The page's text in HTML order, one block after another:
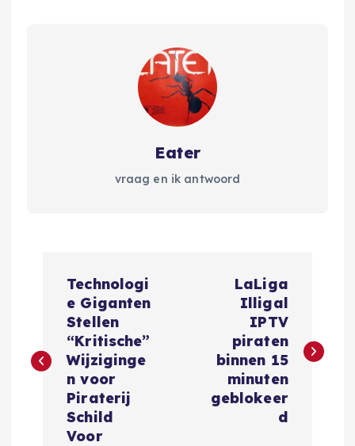
Eater
vraag en ik antwoord
r
Technologi
e Giganten
Stellen
“Kritische”
Wijziginge
n voor
Piraterij
Schild
Voor
LaLiga
Illigal
IPTV
piraten
binnen 15
minuten
geblokeer
d